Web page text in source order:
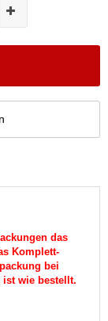
das
Komplett-
bei
ist wie bestellt.